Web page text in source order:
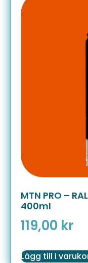
MTN PRO –
400ml
119,00 kr
Lägg till i